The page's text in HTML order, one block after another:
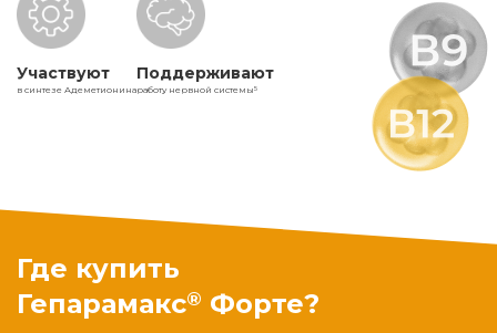
Участвуют
в синтезе Адеметионина
Поддерживают
работу нервной системы5
Где купить
Гепарамакс® Форте?